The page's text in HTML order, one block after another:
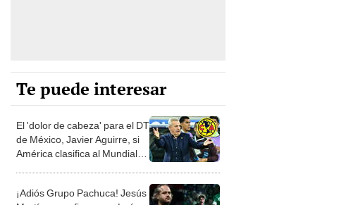
Te puede interesar
El 'dolor de cabeza' para el DT
de México, Javier Aguirre, si
América clasifica al Mundial
¡Adiós Grupo Pachuca! Jesús